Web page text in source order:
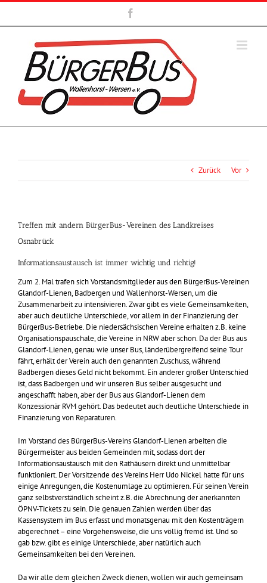
Zum
springen
Zurück Vor
Treffen mit andern BürgerBus-Vereinen des Landkreises
Osnabrück
Informationsaustausch ist immer wichtig und richtig!
Zum 2. Mal trafen sich Vorstandsmitglieder aus den BürgerBus-Vereinen
Glandorf-Lienen, Badbergen und Wallenhorst-Wersen, um die
Zusammenarbeit zu intensivieren. Zwar gibt es viele Gemeinsamkeiten,
aber auch deutliche Unterschiede, vor allem in der Finanzierung der
BürgerBus-Betriebe. Die niedersächsischen Vereine erhalten z.B. keine
Organisationspauschale, die Vereine in NRW aber schon. Da der Bus aus
Glandorf-Lienen, genau wie unser Bus, länderübergreifend seine Tour
fährt, erhält der Verein auch den genannten Zuschuss, während
Badbergen dieses Geld nicht bekommt. Ein anderer großer Unterschied
ist, dass Badbergen und wir unseren Bus selber ausgesucht und
angeschafft haben, aber der Bus aus Glandorf-Lienen dem
Konzessionär RVM gehört. Das bedeutet auch deutliche Unterschiede in
Finanzierung von Reparaturen.
Im Vorstand des BürgerBus-Vereins Glandorf-Lienen arbeiten die
Bürgermeister aus beiden Gemeinden mit, sodass dort der
Informationsaustausch mit den Rathäusern direkt und unmittelbar
funktioniert. Der Vorsitzende des Vereins Herr Udo Nickel hatte für uns
einige Anregungen, die Kostenumlage zu optimieren. Für seinen Verein
ganz selbstverständlich scheint z.B. die Abrechnung der anerkannten
ÖPNV-Tickets zu sein. Die genauen Zahlen werden über das
Kassensystem im Bus erfasst und monatsgenau mit den Kostenträgern
abgerechnet – eine Vorgehensweise, die uns völlig fremd ist. Und so
gab bzw. gibt es einige Unterschiede, aber natürlich auch
Gemeinsamkeiten bei den Vereinen.
Da wir alle dem gleichen Zweck dienen, wollen wir auch gemeinsam